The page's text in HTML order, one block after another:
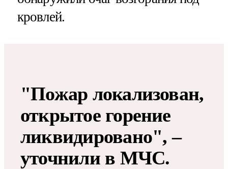
кровлей.
"Пожар локализован,
открытое горение
ликвидировано", –
уточнили в МЧС.